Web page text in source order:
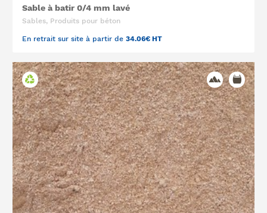
Sable à batir 0/4 mm lavé
Sables, Produits pour béton
En retrait sur site à partir de 34.06€ HT